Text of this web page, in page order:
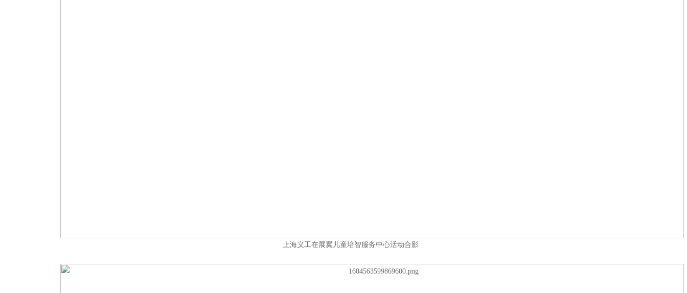
上海义工在展翼儿童培智服务中心活动合影